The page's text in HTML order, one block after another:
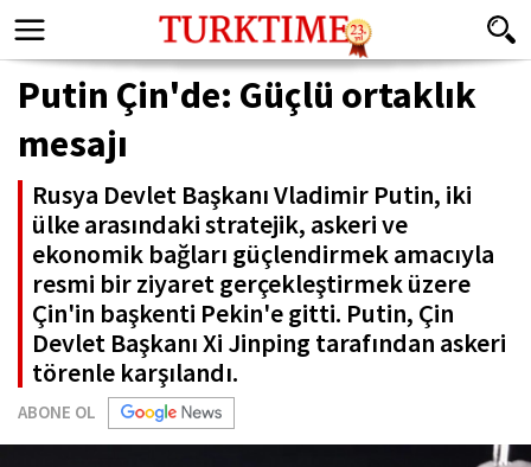
Putin Çin'de: Güçlü ortaklık
mesajı
Rusya Devlet Başkanı Vladimir Putin, iki
ülke arasındaki stratejik, askeri ve
ekonomik bağları güçlendirmek amacıyla
resmi bir ziyaret gerçekleştirmek üzere
Çin'in başkenti Pekin'e gitti. Putin, Çin
Devlet Başkanı Xi Jinping tarafından askeri
törenle karşılandı.
ABONE OL